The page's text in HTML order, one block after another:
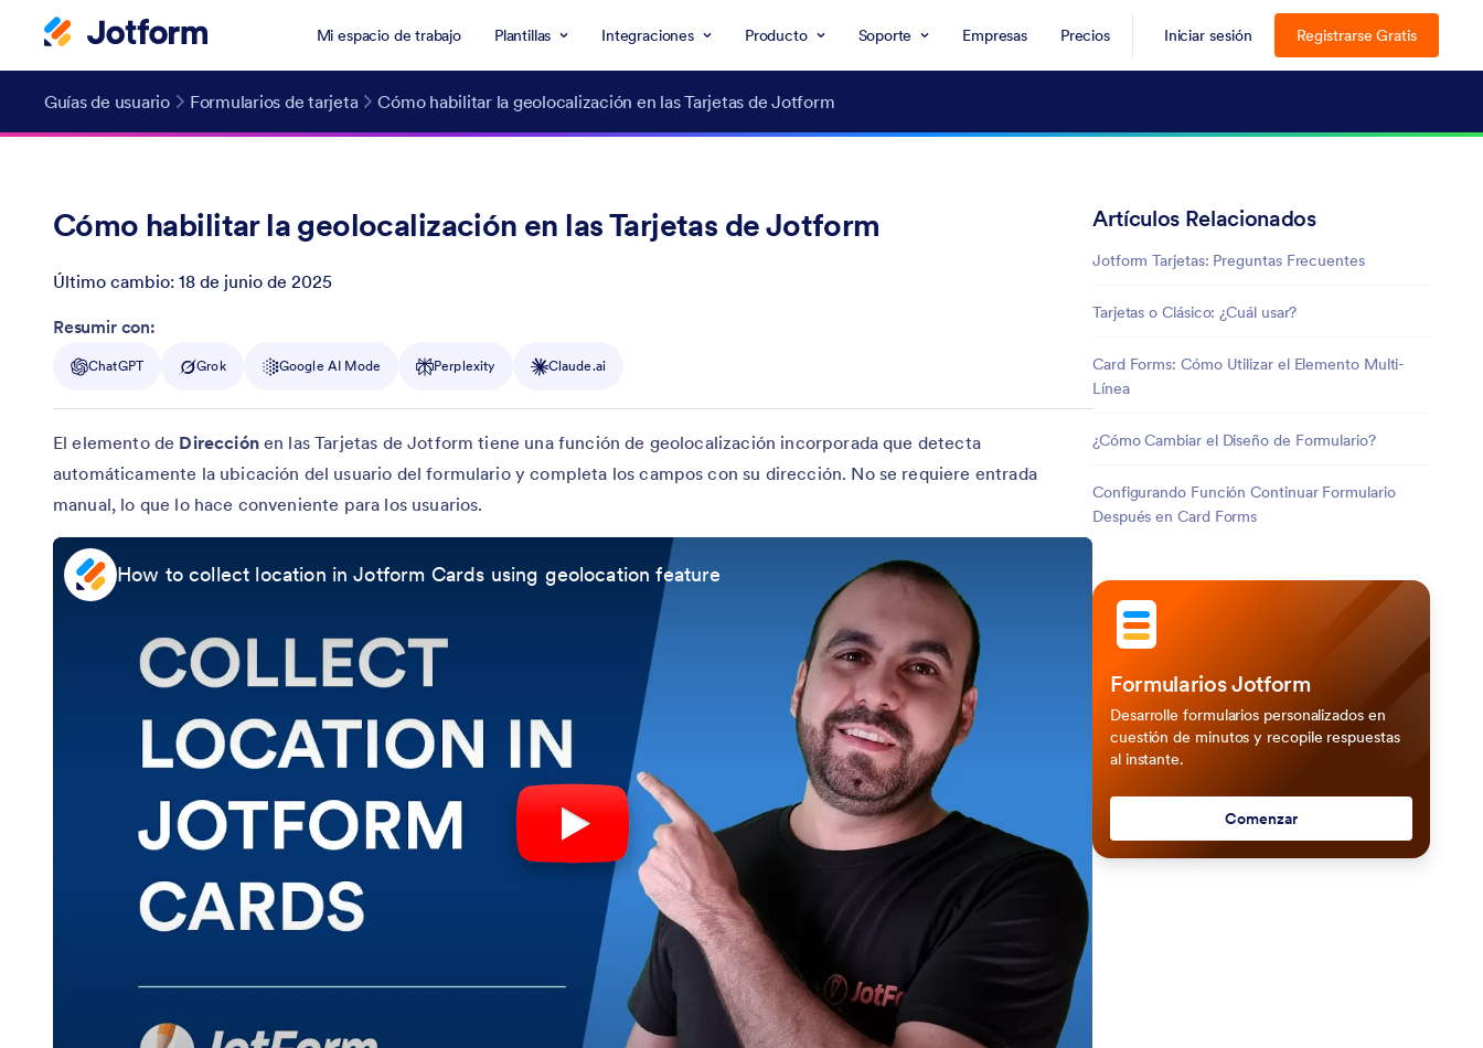
Mi espacio de trabajo Plantillas Integraciones Producto Soporte Empresas Precios Iniciar sesión Registrarse Gratis
Guías de usuario Formularios de tarjeta Cómo habilitar la geolocalización en las Tarjetas de Jotform
Cómo habilitar la geolocalización en las Tarjetas de Jotform
Último cambio: 18 de junio de 2025
Post ID
Resumir con:
ChatGPT Grok Google AI Mode Perplexity Claude.ai
El elemento de Direcciónen las Tarjetas de Jotform tiene una función de geolocalización incorporada que detecta
automáticamente la ubicación del usuario del formulario y completa los campos con su dirección. No se requiere entrada
manual, lo que lo hace conveniente para los usuarios.
How to collect location in Jotform Cards using geolocation feature
Artículos Relacionados
Jotform Tarjetas: Preguntas Frecuentes
Tarjetas o Clásico: ¿Cuál usar?
Card Forms: Cómo Utilizar el Elemento Multi-
Línea
¿Cómo Cambiar el Diseño de Formulario?
Configurando Función Continuar Formulario
Después en Card Forms
Formularios Jotform
Desarrolle formularios personalizados en
cuestión de minutos y recopile respuestas
al instante.
Comenzar